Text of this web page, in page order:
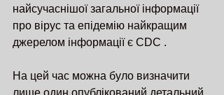
найсучаснішої загальної інформації
про вірус та епідемію найкращим
джерелом інформації є CDC .
На цей час можна було визначити
лише один опублікований детальний